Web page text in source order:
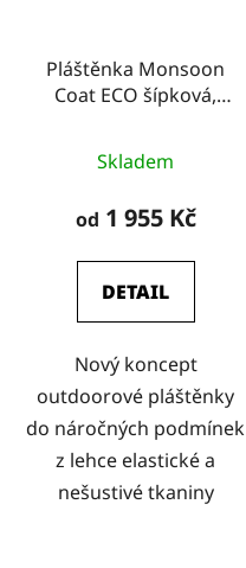
Pláštěnka Monsoon
Coat ECO šípková,
Skladem
od 1 955 Kč
DETAIL
Nový koncept
outdoorové pláštěnky
do náročných podmínek
z lehce elastické a
nešustivé tkaniny